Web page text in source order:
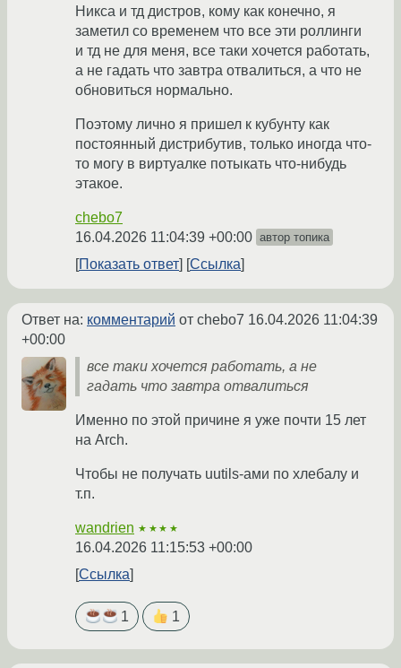
Никса и тд дистров, кому как конечно, я
заметил со временем что все эти роллинги
и тд не для меня, все таки хочется работать,
а не гадать что завтра отвалиться, а что не
обновиться нормально.
Поэтому лично я пришел к кубунту как
постоянный дистрибутив, только иногда что-
то могу в виртуалке потыкать что-нибудь
этакое.
chebo7
16.04.2026 11:04:39 +00:00 автор топика
Показать ответ Ссылка
Ответ на: комментарий от chebo7 16.04.2026 11:04:39
+00:00
все таки хочется работать, а не
гадать что завтра отвалиться
Именно по этой причине я уже почти 15 лет
на Arch.
Чтобы не получать uutils-ами по хлебалу и
т.п.
wandrien ★★★★
16.04.2026 11:15:53 +00:00
Ссылка
1 1